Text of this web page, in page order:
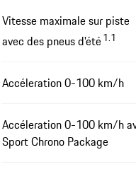
Vitesse maximale sur piste
avec des pneus d'été1.1
Accéleration 0-100 km/h
Accéleration 0-100 km/h
Sport Chrono Package